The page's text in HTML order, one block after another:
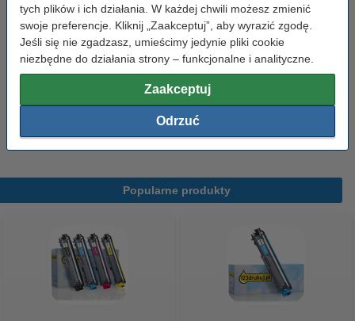
tych plików i ich działania. W każdej chwili możesz zmienić
swoje preferencje. Kliknij „Zaakceptuj”, aby wyrazić zgodę.
Jeśli się nie zgadzasz, umieścimy jedynie pliki cookie
niezbędne do działania strony – funkcjonalne i analityczne.
Zaakceptuj
Odrzuć
123drukuj zamiennik Brother TN-242Y toner
żółty
149,00 zł
Papier ksero A4 80 g/m2 (2500 szt.), 123drukuj
Popularne produkty